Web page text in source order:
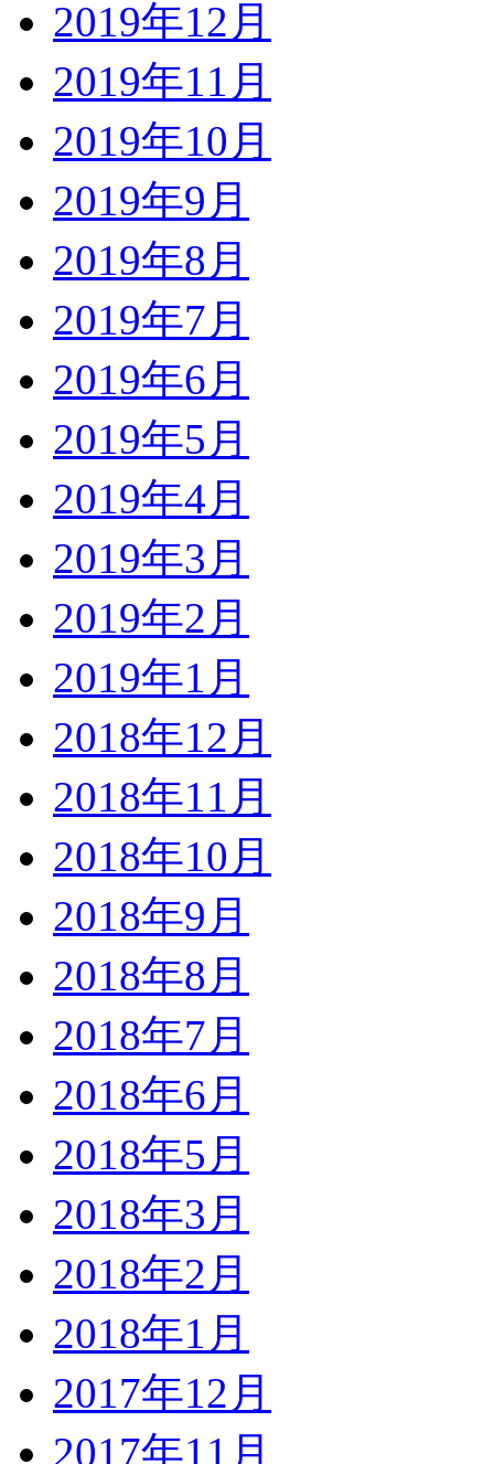
2019年12月
2019年11月
2019年10月
2019年9月
2019年8月
2019年7月
2019年6月
2019年5月
2019年4月
2019年3月
2019年2月
2019年1月
2018年12月
2018年11月
2018年10月
2018年9月
2018年8月
2018年7月
2018年6月
2018年5月
2018年3月
2018年2月
2018年1月
2017年12月
2017年11月